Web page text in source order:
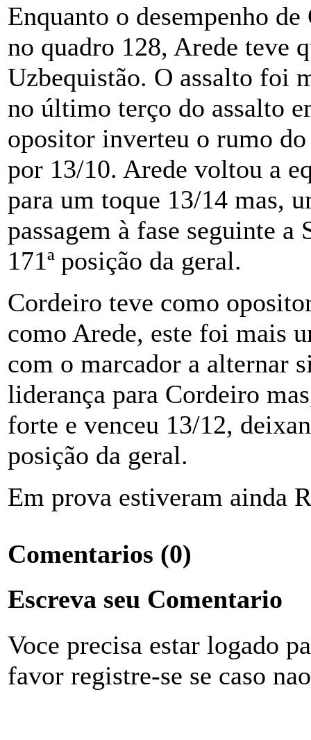
Enquanto o desempenho
no quadro 128, Arede teve
Uzbequistão. O assalto foi
no último terço do assalto
opositor inverteu o rumo
por 13/10. Arede voltou a
para um toque 13/14 mas,
passagem à fase seguinte
171ª posição da geral.
Cordeiro teve como
como Arede, este foi mais
com o marcador a alternar
liderança para Cordeiro
forte e venceu 13/12,
posição da geral.
Em prova estiveram ainda
Comentarios (0)
Escreva seu Comentario
Voce precisa estar logado
favor registre-se se caso